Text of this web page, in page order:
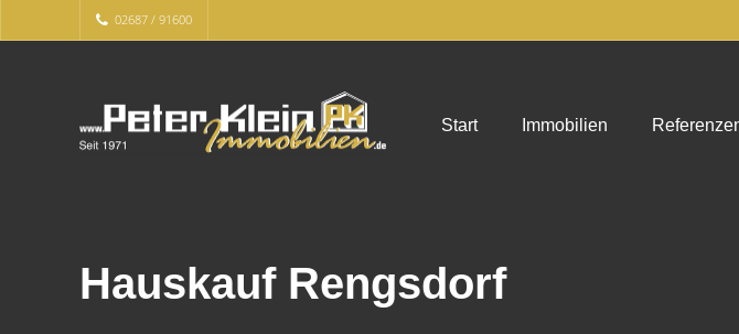
02687 / 91600
Start Immobilien
Hauskauf Rengsdorf